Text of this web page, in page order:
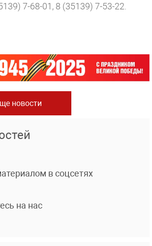
7-68-01, 8 (35139) 7-53-22.
новости
в соцсетях
на нас